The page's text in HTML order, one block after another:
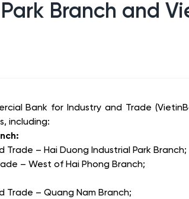
Branch and
Bank for Industry and Trade
including:
– Hai Duong Industrial Park Branch;
– West of Hai Phong Branch;
Trade – Quang Nam Branch;